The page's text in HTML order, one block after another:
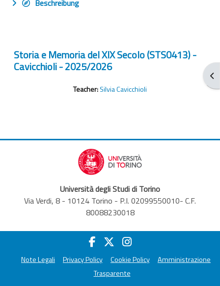
Beschreibung
Storia e Memoria del XIX Secolo (STS0413) -
Cavicchioli - 2025/2026
Teacher:Silvia Cavicchioli
Università degli Studi di Torino
Via Verdi, 8 - 10124 Torino - P.I. 02099550010- C.F.
80088230018
Note Legali Privacy Policy Cookie Policy
Amministrazione
Trasparente